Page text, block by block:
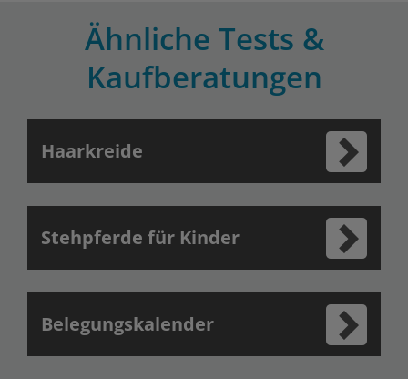
Ähnliche Tests &
Kaufberatungen
Haarkreide
Stehpferde für Kinder
Belegungskalender